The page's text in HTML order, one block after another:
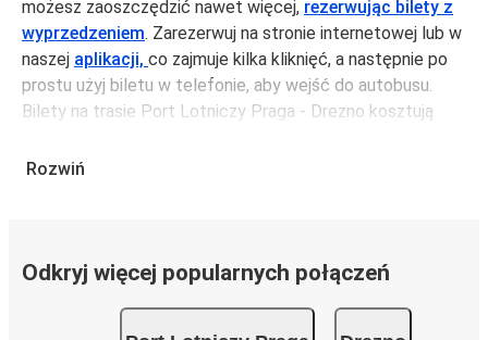
możesz zaoszczędzić nawet więcej, rezerwując bilety z
wyprzedzeniem. Zarezerwuj na stronie internetowej lub w
naszej aplikacji, co zajmuje kilka kliknięć, a następnie po
prostu użyj biletu w telefonie, aby wejść do autobusu.
Bilety na trasie Port Lotniczy Praga - Drezno kosztują
zł, jeśli zarezerwujesz z wyprzedzeniem lub w dni robocze,
Podróż na trasie Port Lotniczy Praga - Drezno
Rozwiń
Odkryj więcej popularnych połączeń